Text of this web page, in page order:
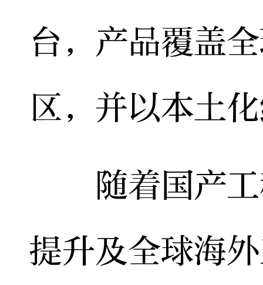
台，产品覆盖
区，并以本土
随着国产工
提升及全球海